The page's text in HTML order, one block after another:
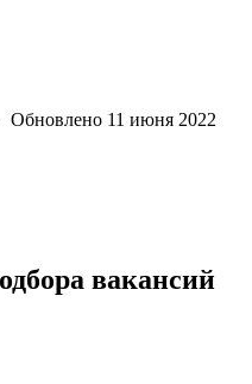
Обновлено 11 июня 2022
вакансий